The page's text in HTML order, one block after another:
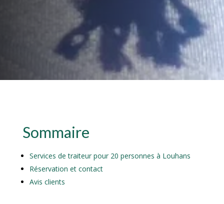
Sommaire
Services de traiteur pour 20 personnes à Louhans
Réservation et contact
Avis clients